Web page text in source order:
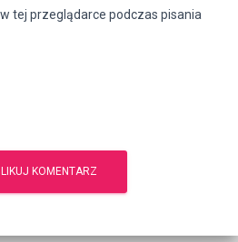
tej przeglądarce podczas pisania